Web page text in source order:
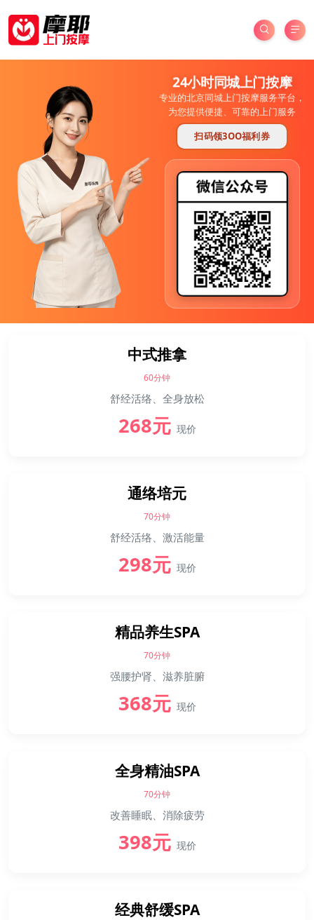
24小时同城上门按摩
专业的北京同城上门按摩服务平台，
为您提供便捷、可靠的上门服务
扫码领3OO福利券
中式推拿
60分钟
舒经活络、全身放松
268元 现价
通络培元
70分钟
舒经活络、激活能量
298元 现价
精品养生SPA
70分钟
强腰护肾、滋养脏腑
368元 现价
全身精油SPA
70分钟
改善睡眠、消除疲劳
398元 现价
经典舒缓SPA